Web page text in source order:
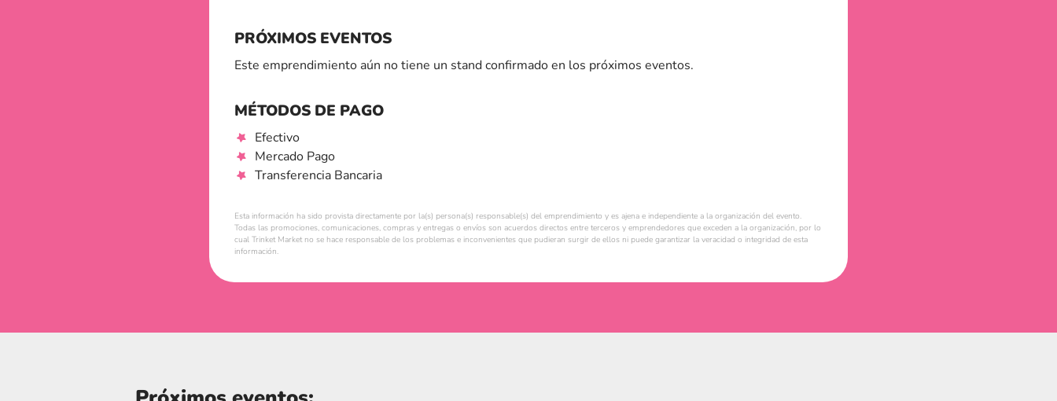
PRÓXIMOS EVENTOS
Este emprendimiento aún no tiene un stand confirmado en los próximos eventos.
MÉTODOS DE PAGO
Efectivo
Mercado Pago
Transferencia Bancaria
Esta información ha sido provista directamente por la(s) persona(s) responsable(s) del emprendimiento y es ajena e independiente a la organización del evento.
Todas las promociones, comunicaciones, compras y entregas o envíos son acuerdos directos entre terceros y emprendedores que exceden a la organización, por lo
cual Trinket Market no se hace responsable de los problemas e inconvenientes que pudieran surgir de ellos ni puede garantizar la veracidad o integridad de esta
información.